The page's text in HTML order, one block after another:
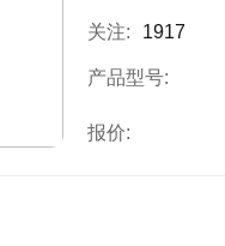
关注: 1917
产品型号:
报价: